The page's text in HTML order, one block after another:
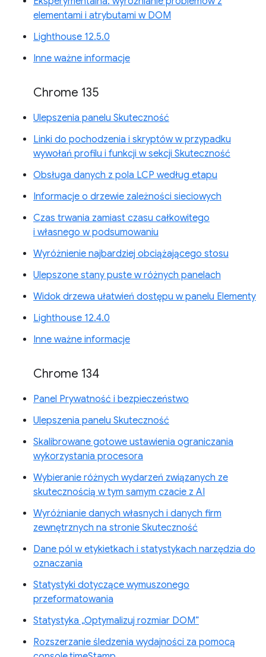
elementami i atrybutami w DOM
Lighthouse 12.5.0
Inne ważne informacje
Chrome 135
Ulepszenia panelu Skuteczność
Linki do pochodzenia i skryptów w przypadku
wywołań profilu i funkcji w sekcji Skuteczność
Obsługa danych z pola LCP według etapu
Informacje o drzewie zależności sieciowych
Czas trwania zamiast czasu całkowitego
i własnego w podsumowaniu
Wyróżnienie najbardziej obciążającego stosu
Ulepszone stany puste w różnych panelach
Widok drzewa ułatwień dostępu w panelu Elementy
Lighthouse 12.4.0
Inne ważne informacje
Chrome 134
Panel Prywatność i bezpieczeństwo
Ulepszenia panelu Skuteczność
Skalibrowane gotowe ustawienia ograniczania
wykorzystania procesora
Wybieranie różnych wydarzeń związanych ze
skutecznością w tym samym czacie z AI
Wyróżnianie danych własnych i danych firm
zewnętrznych na stronie Skuteczność
Dane pól w etykietkach i statystykach narzędzia do
oznaczania
Statystyki dotyczące wymuszonego
przeformatowania
Statystyka „Optymalizuj rozmiar DOM”
Rozszerzanie śledzenia wydajności za pomocą